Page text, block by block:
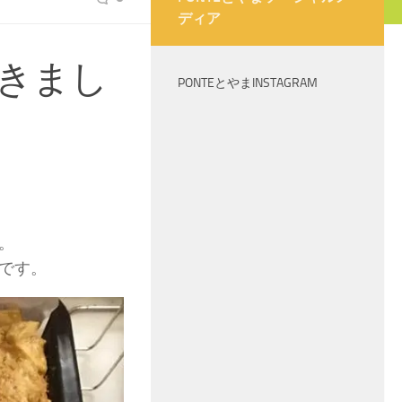
まし
す。
ディア
PONTEとやまINSTAGRAM